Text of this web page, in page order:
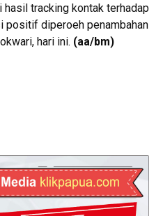
hasil tracking kontak terhadap
positif diperoeh penambahan
hari ini. (aa/bm)